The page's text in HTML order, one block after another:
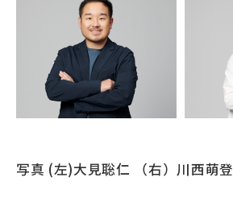
写真 (左)大見聡仁 （右）川西萌登